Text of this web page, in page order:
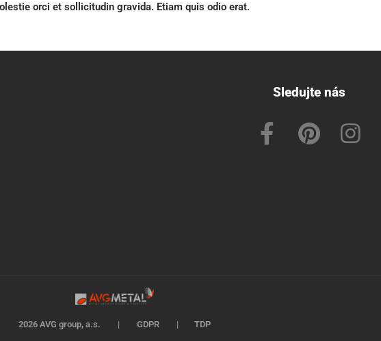
orci et sollicitudin gravida. Etiam quis odio erat.
Sledujte nás
2026 AVG group, a.s. | GDPR | TDP